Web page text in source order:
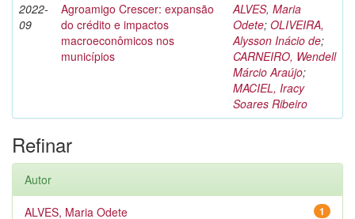
2022-
09
Agroamigo Crescer: expansão
do crédito e impactos
macroeconômicos nos
municípios
ALVES, Maria
Odete; OLIVEIRA,
Alysson Inácio de;
CARNEIRO, Wendell
Márcio Araújo;
MACIEL, Iracy
Soares Ribeiro
Refinar
Autor
1
ALVES, Maria Odete